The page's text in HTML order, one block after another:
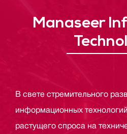
Manaseer
В свете стремительного
информационных
растущего спроса на